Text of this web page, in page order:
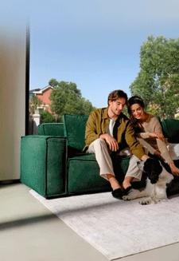
Подпишись на наш канал